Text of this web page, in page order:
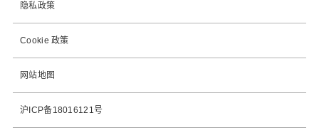
隐私政策
Cookie 政策
网站地图
沪ICP备18016121号